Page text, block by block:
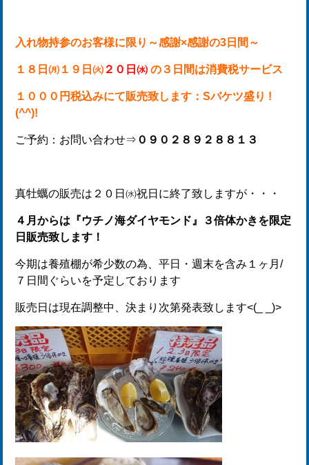
入れ物持参のお客様に限り～感謝×感謝の3日間～
１８日㈪１９日㈫ ２０日㈬ の３日間は消費税サービス
１０００円税込みにて販売致します：Sバケツ盛り !
(^^)!
ご予約：お問い合わせ⇒ ０９０２８９２８８１３
真牡蠣の販売は２０日㈬祝日に終了致しますが・・・
４月からは『ウチノ海ダイヤモンド』３倍体かきを限定
日販売致します！
今期は養殖棚が希少数の為、平日・週末を含み１ヶ月/
７日間ぐらいを予定しております
販売日は現在調整中、決まり次第発表致します<(_ _)>